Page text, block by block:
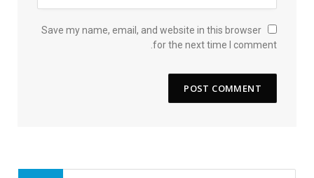
Save my name, email, and website in this browser
for the next time I comment.